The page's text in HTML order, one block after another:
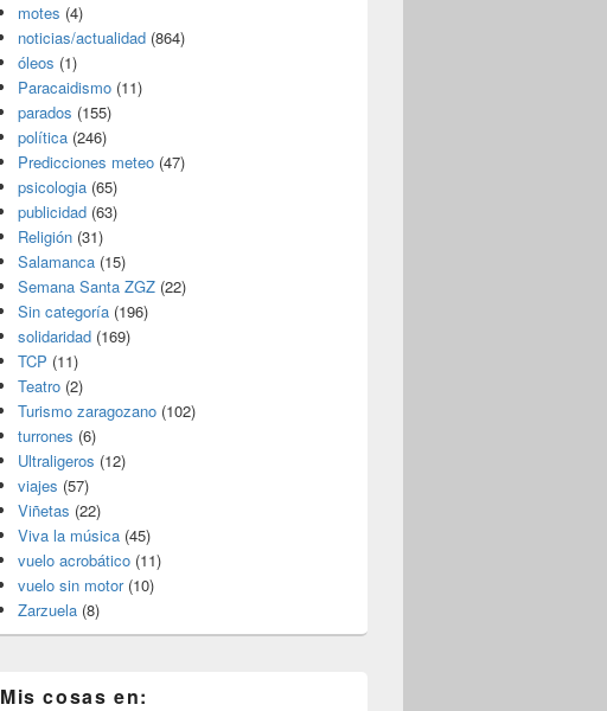
motes (4)
noticias/actualidad (864)
óleos (1)
Paracaidismo (11)
parados (155)
política (246)
Predicciones meteo (47)
psicologia (65)
publicidad (63)
Religión (31)
Salamanca (15)
Semana Santa ZGZ (22)
Sin categoría (196)
solidaridad (169)
TCP (11)
Teatro (2)
Turismo zaragozano (102)
turrones (6)
Ultraligeros (12)
viajes (57)
Viñetas (22)
Viva la música (45)
vuelo acrobático (11)
vuelo sin motor(10)
Zarzuela (8)
Mis cosas en: